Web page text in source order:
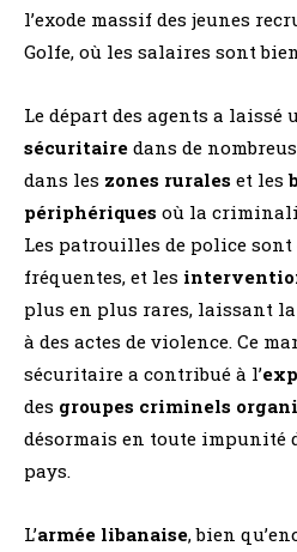
l’exode massif des jeunes
Golfe, où les salaires sont
Le départ des agents a laissé
sécuritaire dans de
dans les zones rurales et les
périphériques où la
Les patrouilles de police
fréquentes, et les
plus en plus rares, laissant
à des actes de violence. Ce
sécuritaire a contribué à l’
des groupes criminels
désormais en toute impunité
pays.
L’armée libanaise, bien